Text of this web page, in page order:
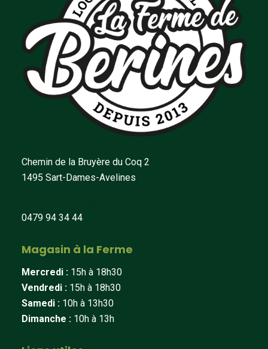
Chemin de la Bruyère du Coq 2
1495 Sart-Dames-Avelines
0479 94 34 44
Magasin à la Ferme
Mercredi : 15h à 18h30
Vendredi : 15h à 18h30
Samedi : 10h à 13h30
Dimanche : 10h à 13h